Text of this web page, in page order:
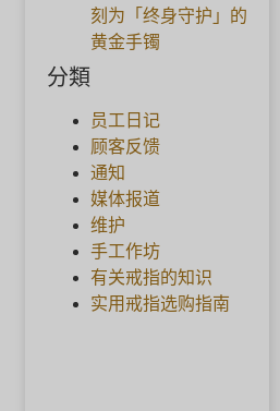
刻为「终身守护」的
黄金手镯
分類
员工日记
顾客反馈
通知
媒体报道
维护
手工作坊
有关戒指的知识
实用戒指选购指南